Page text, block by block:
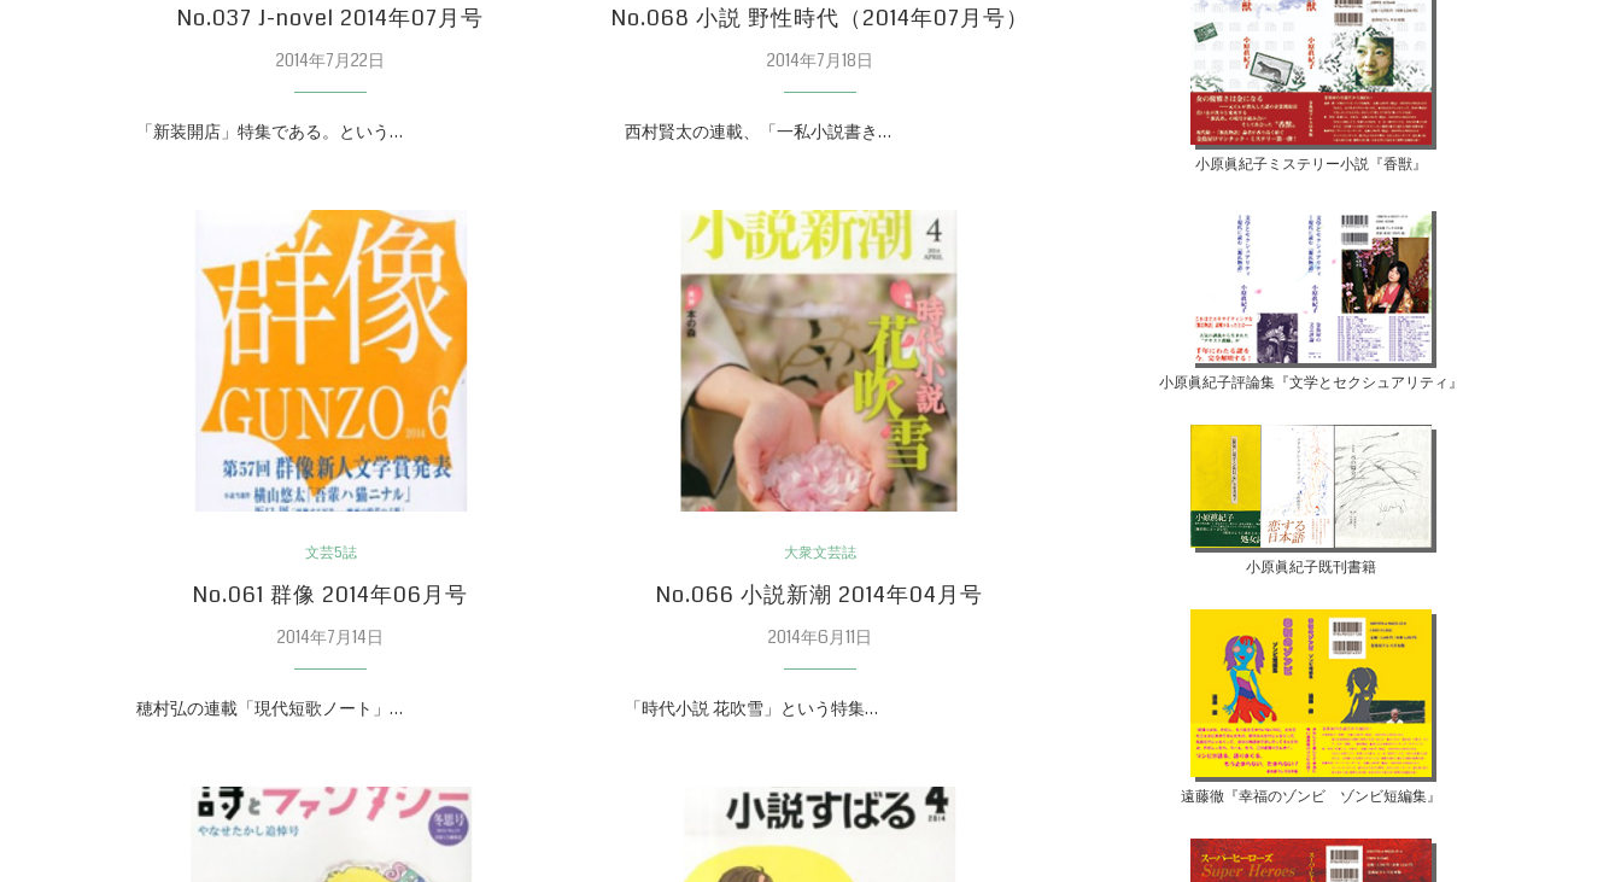
No.037 J-novel 2014年07月号
2014年7月22日
「新装開店」特集である。という…
No.068 小説 野性時代（2014年07月号）
2014年7月18日
西村賢太の連載、「一私小説書き…
文芸5誌
No.061 群像 2014年06月号
2014年7月14日
穂村弘の連載「現代短歌ノート」…
大衆文芸誌
No.066 小説新潮 2014年04月号
2014年6月11日
「時代小説 花吹雪」という特集…
小原眞紀子ミステリー小説『香獣』
小原眞紀子評論集『文学とセクシュアリティ』
小原眞紀子既刊書籍
遠藤徹『幸福のゾンビ ゾンビ短編集』